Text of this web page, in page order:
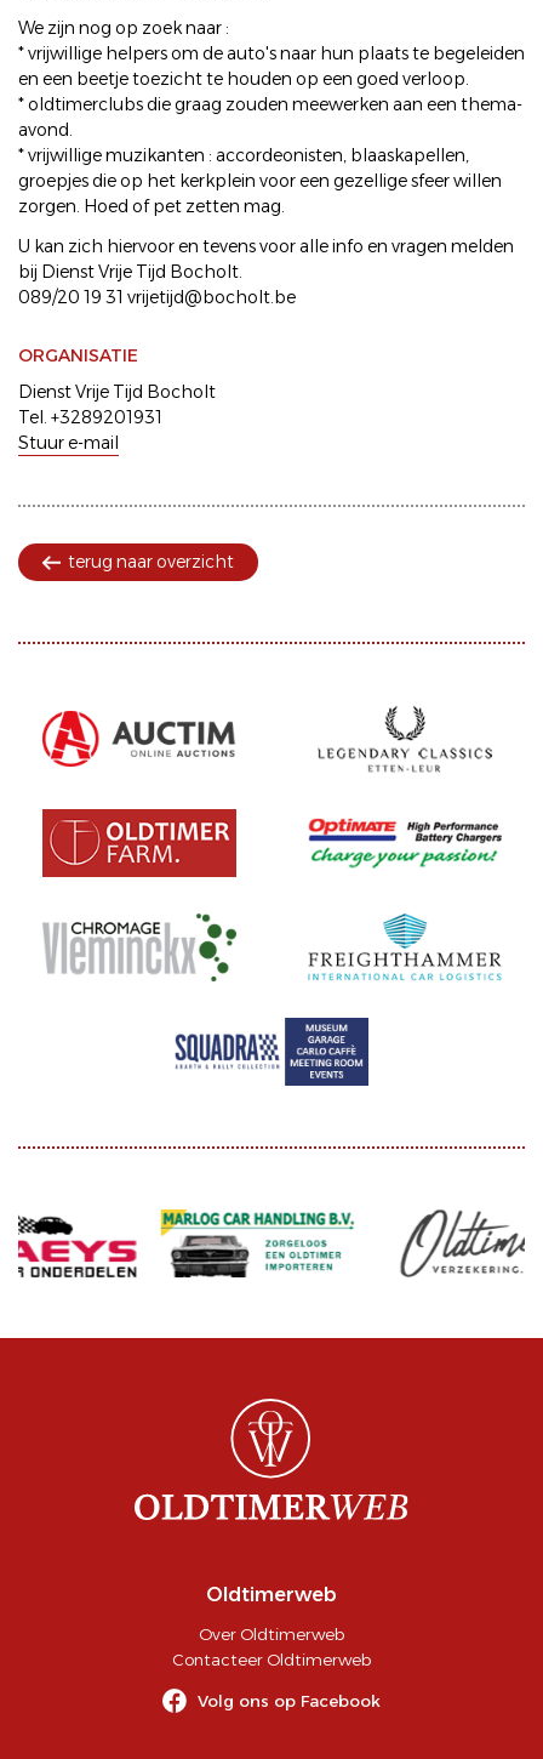
We zijn nog op zoek naar :
* vrijwillige helpers om de auto's naar hun plaats te begeleiden
en een beetje toezicht te houden op een goed verloop.
* oldtimerclubs die graag zouden meewerken aan een thema-
avond.
* vrijwillige muzikanten : accordeonisten, blaaskapellen,
groepjes die op het kerkplein voor een gezellige sfeer willen
zorgen. Hoed of pet zetten mag.
U kan zich hiervoor en tevens voor alle info en vragen melden
bij Dienst Vrije Tijd Bocholt.
089/20 19 31 vrijetijd@bocholt.be
ORGANISATIE
Dienst Vrije Tijd Bocholt
Tel. +3289201931
Stuur e-mail
terug naar overzicht
Oldtimerweb
Over Oldtimerweb
Contacteer Oldtimerweb
Volg ons op Facebook